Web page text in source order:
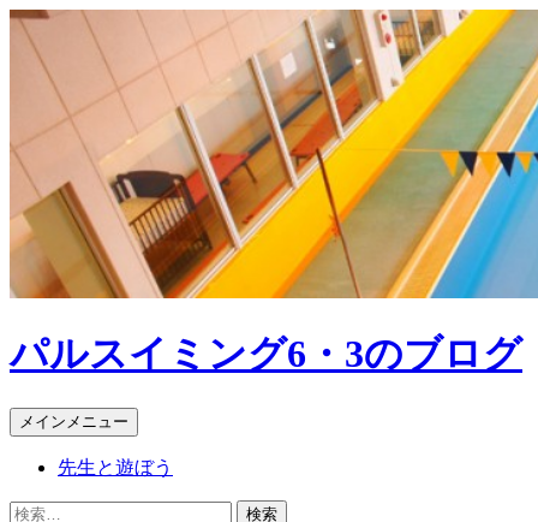
パルスイミング6・3のブログ
検
索
メインメニュー コ
テ
先生と遊ぼう
検